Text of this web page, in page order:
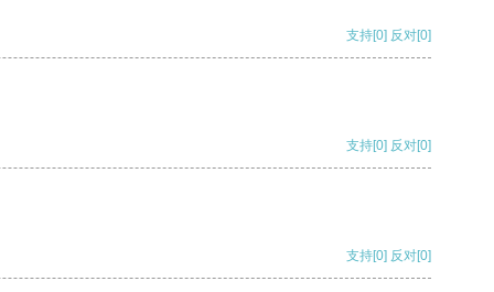
支持[0] 反对[0]
支持[0] 反对[0]
支持[0] 反对[0]